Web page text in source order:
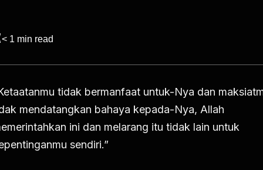
< 1 min read
tidak bermanfaat untuk-Nya dan
mendatangkan bahaya kepada-Nya, Allah
ini dan melarang itu tidak lain untuk
sendiri.”